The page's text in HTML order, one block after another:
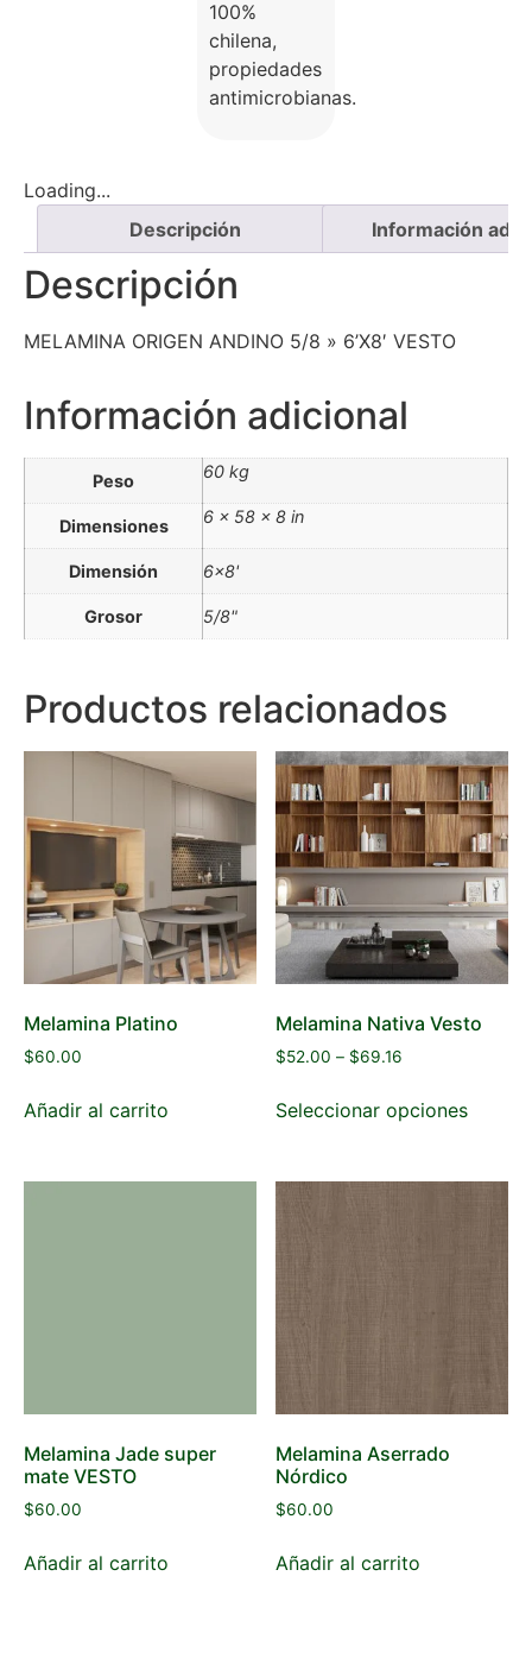
100%
chilena,
propiedades
antimicrobianas.
Loading...
Descripción
Información
Descripción
MELAMINA ORIGEN ANDINO 5/8 » 6’X8′ VESTO
Información adicional
Peso 60 kg
Dimensiones 6 × 58 × 8 in
Dimensión 6×8'
Grosor 5/8"
Productos relacionados
Melamina Platino
$60.00
Añadir al carrito
Melamina Nativa Vesto
$52.00 – $69.16
Seleccionar opciones
Melamina Jade super
mate VESTO
$60.00
Añadir al carrito
Melamina Aserrado
Nórdico
$60.00
Añadir al carrito